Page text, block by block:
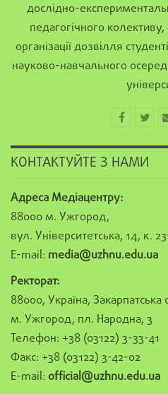
дослідно-
педагогічного
організації дозвілля
науково-навчального
КОНТАКТУЙТЕ З НАМИ
Адреса Медіацентру:
88000 м. Ужгород,
вул. Університетська, 14, к.
E-mail: media@uzhnu.edu.ua
Ректорат:
88000, Україна, Закарпатська
м. Ужгород, пл. Народна, 3
Телефон: +38 (03122) 3-33-41
Факс: +38 (03122) 3-42-02
E-mail: official@uzhnu.edu.ua